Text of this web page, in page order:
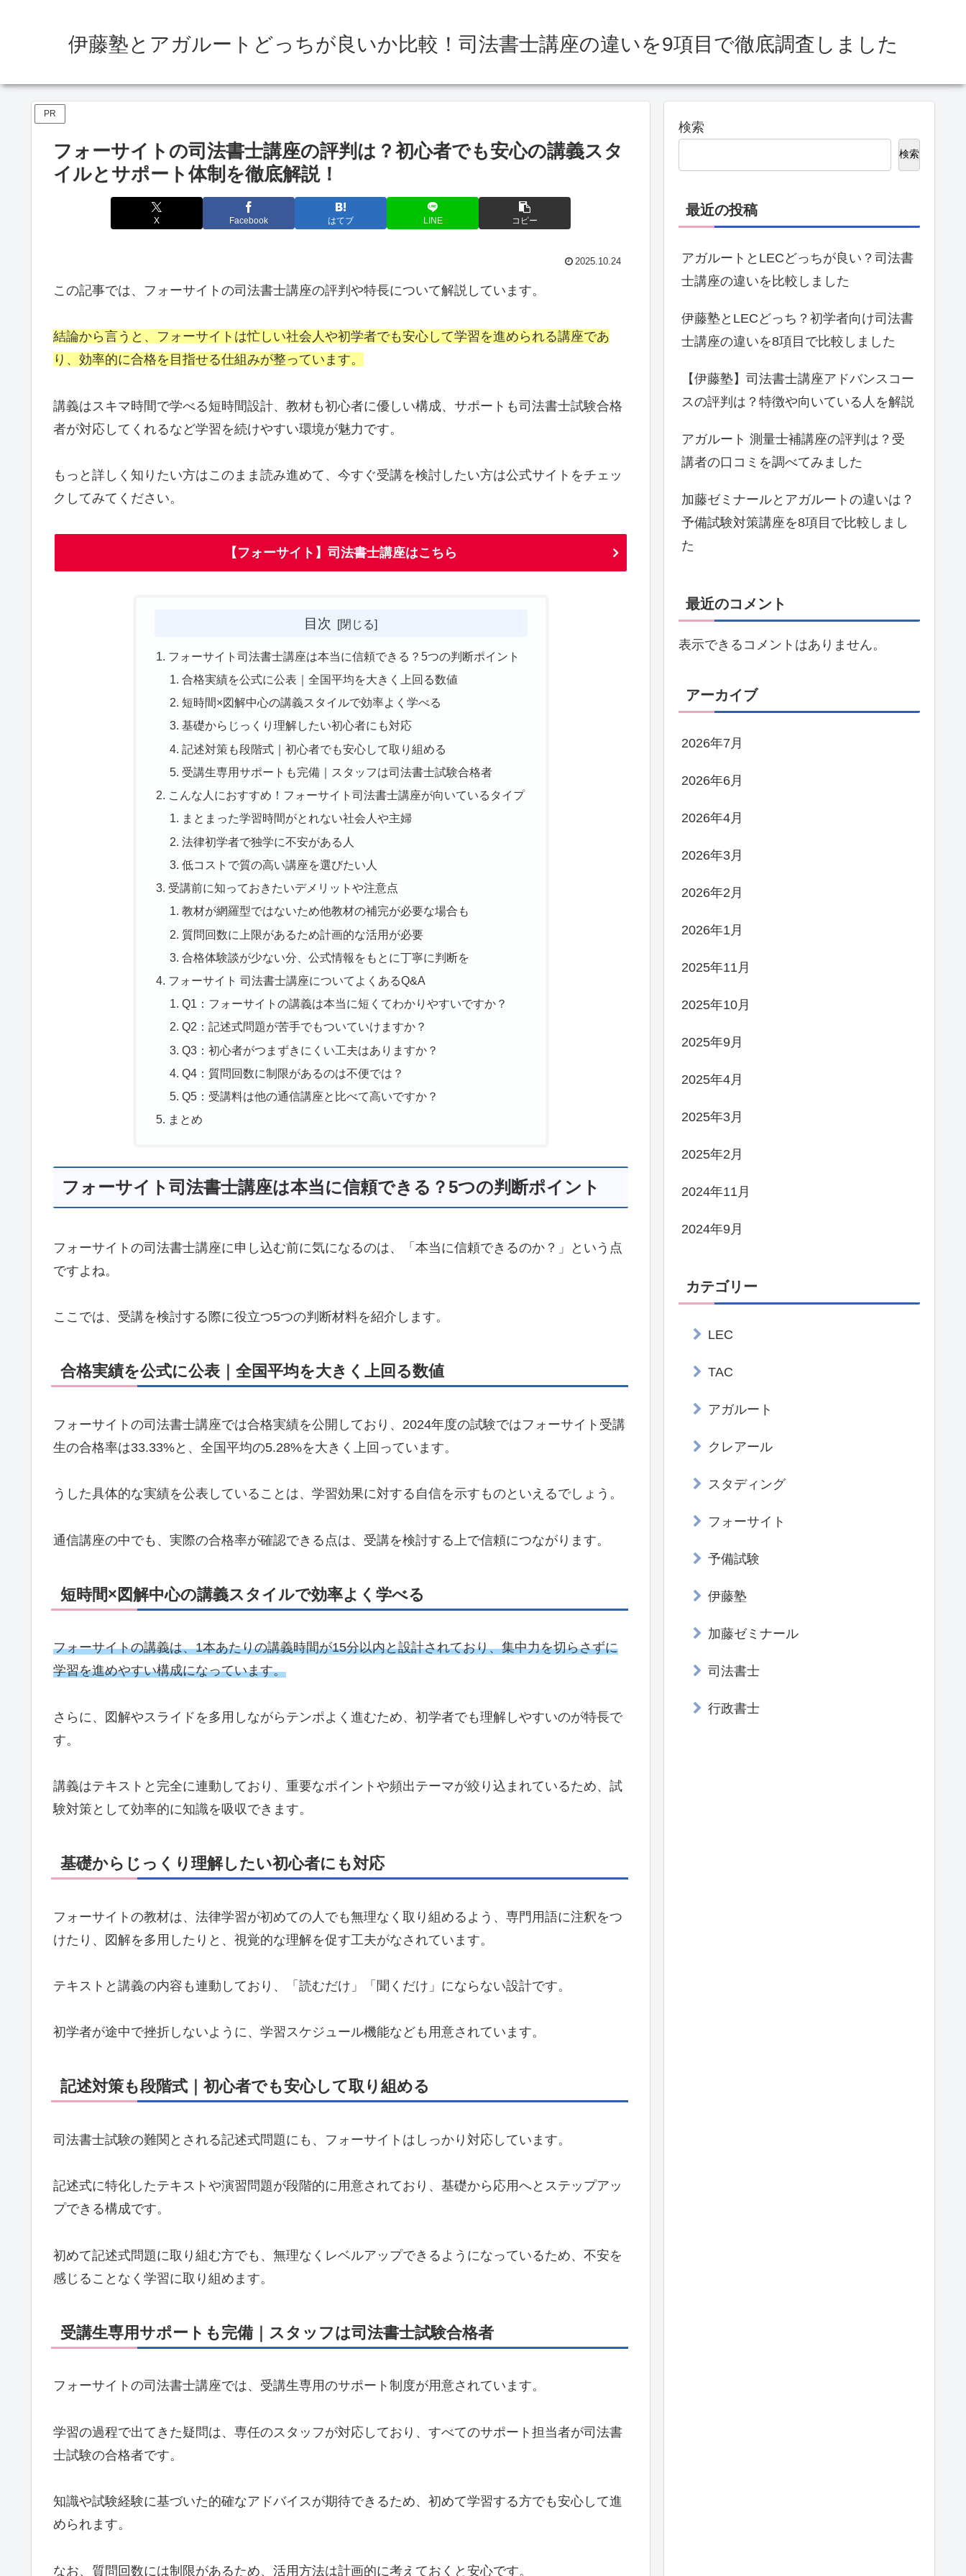
伊藤塾とアガルートどっちが良いか比較！司法書士講座の違いを9項目で徹底調査しました
PR
フォーサイトの司法書士講座の評判は？初心者でも安心の講義スタ
イルとサポート体制を徹底解説！
X Facebook はてブ LINE コピー
2025.10.24
この記事では、フォーサイトの司法書士講座の評判や特長について解説しています。
結論から言うと、フォーサイトは忙しい社会人や初学者でも安心して学習を進められる講座であ
り、効率的に合格を目指せる仕組みが整っています。
講義はスキマ時間で学べる短時間設計、教材も初心者に優しい構成、サポートも司法書士試験合格
者が対応してくれるなど学習を続けやすい環境が魅力です。
もっと詳しく知りたい方はこのまま読み進めて、今すぐ受講を検討したい方は公式サイトをチェッ
クしてみてください。
【フォーサイト】司法書士講座はこちら
目次
フォーサイト司法書士講座は本当に信頼できる？5つの判断ポイント
合格実績を公式に公表｜全国平均を大きく上回る数値
短時間×図解中心の講義スタイルで効率よく学べる
基礎からじっくり理解したい初心者にも対応
記述対策も段階式｜初心者でも安心して取り組める
受講生専用サポートも完備｜スタッフは司法書士試験合格者
こんな人におすすめ！フォーサイト司法書士講座が向いているタイプ
まとまった学習時間がとれない社会人や主婦
法律初学者で独学に不安がある人
低コストで質の高い講座を選びたい人
受講前に知っておきたいデメリットや注意点
教材が網羅型ではないため他教材の補完が必要な場合も
質問回数に上限があるため計画的な活用が必要
合格体験談が少ない分、公式情報をもとに丁寧に判断を
フォーサイト 司法書士講座についてよくあるQ&A
Q1：フォーサイトの講義は本当に短くてわかりやすいですか？
Q2：記述式問題が苦手でもついていけますか？
Q3：初心者がつまずきにくい工夫はありますか？
Q4：質問回数に制限があるのは不便では？
Q5：受講料は他の通信講座と比べて高いですか？
まとめ
フォーサイト司法書士講座は本当に信頼できる？5つの判断ポイント
フォーサイトの司法書士講座に申し込む前に気になるのは、「本当に信頼できるのか？」という点
ですよね。
ここでは、受講を検討する際に役立つ5つの判断材料を紹介します。
合格実績を公式に公表｜全国平均を大きく上回る数値
フォーサイトの司法書士講座では合格実績を公開しており、2024年度の試験ではフォーサイト受講
生の合格率は33.33%と、全国平均の5.28%を大きく上回っています。
うした具体的な実績を公表していることは、学習効果に対する自信を示すものといえるでしょう。
通信講座の中でも、実際の合格率が確認できる点は、受講を検討する上で信頼につながります。
短時間×図解中心の講義スタイルで効率よく学べる
フォーサイトの講義は、1本あたりの講義時間が15分以内と設計されており、集中力を切らさずに
学習を進めやすい構成になっています。
さらに、図解やスライドを多用しながらテンポよく進むため、初学者でも理解しやすいのが特長で
す。
講義はテキストと完全に連動しており、重要なポイントや頻出テーマが絞り込まれているため、試
験対策として効率的に知識を吸収できます。
基礎からじっくり理解したい初心者にも対応
フォーサイトの教材は、法律学習が初めての人でも無理なく取り組めるよう、専門用語に注釈をつ
けたり、図解を多用したりと、視覚的な理解を促す工夫がなされています。
テキストと講義の内容も連動しており、「読むだけ」「聞くだけ」にならない設計です。
初学者が途中で挫折しないように、学習スケジュール機能なども用意されています。
記述対策も段階式｜初心者でも安心して取り組める
司法書士試験の難関とされる記述式問題にも、フォーサイトはしっかり対応しています。
記述式に特化したテキストや演習問題が段階的に用意されており、基礎から応用へとステップアッ
プできる構成です。
初めて記述式問題に取り組む方でも、無理なくレベルアップできるようになっているため、不安を
感じることなく学習に取り組めます。
受講生専用サポートも完備｜スタッフは司法書士試験合格者
フォーサイトの司法書士講座では、受講生専用のサポート制度が用意されています。
学習の過程で出てきた疑問は、専任のスタッフが対応しており、すべてのサポート担当者が司法書
士試験の合格者です。
知識や試験経験に基づいた的確なアドバイスが期待できるため、初めて学習する方でも安心して進
められます。
なお、質問回数には制限があるため、活用方法は計画的に考えておくと安心です。
検索
検索
最近の投稿
アガルートとLECどっちが良い？司法書
士講座の違いを比較しました
伊藤塾とLECどっち？初学者向け司法書
士講座の違いを8項目で比較しました
【伊藤塾】司法書士講座アドバンスコー
スの評判は？特徴や向いている人を解説
アガルート 測量士補講座の評判は？受
講者の口コミを調べてみました
加藤ゼミナールとアガルートの違いは？
予備試験対策講座を8項目で比較しまし
た
最近のコメント
表示できるコメントはありません。
アーカイブ
2026年7月
2026年6月
2026年4月
2026年3月
2026年2月
2026年1月
2025年11月
2025年10月
2025年9月
2025年4月
2025年3月
2025年2月
2024年11月
2024年9月
カテゴリー
LEC
TAC
アガルート
クレアール
スタディング
フォーサイト
予備試験
伊藤塾
加藤ゼミナール
司法書士
行政書士